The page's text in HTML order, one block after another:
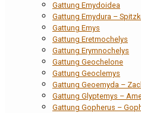
Gattung Emydoidea
Gattung Emydura –
Gattung Emys
Gattung Eretmochelys
Gattung Erymnochelys
Gattung Geochelone
Gattung Geoclemys
Gattung Geoemyda –
Gattung Glyptemys –
Gattung Gopherus –